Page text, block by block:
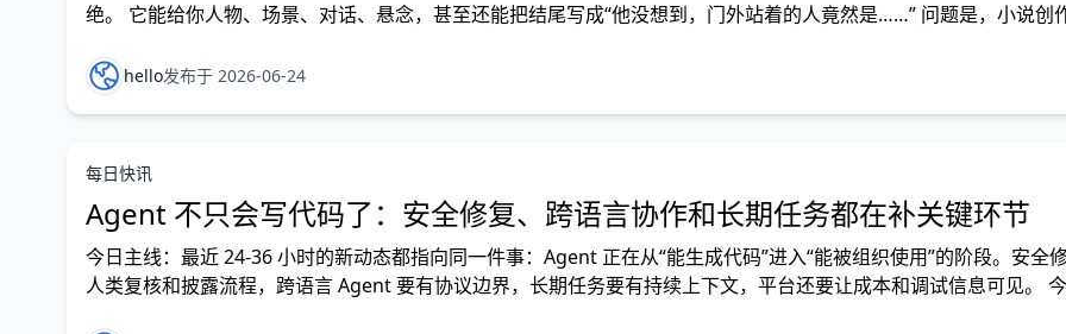
绝。 它能给你人物、场景、对话、悬念，甚至还能把结尾写成“他没想到，门外站着的人竟然是……” 问题是，小说创
hello发布于 2026-06-24
每日快讯
Agent 不只会写代码了：安全修复、跨语言协作和长期任务都在补关键环节
今日主线：最近 24-36 小时的新动态都指向同一件事：Agent 正在从“能生成代码”进入“能被组织使用”的阶段。安全
人类复核和披露流程，跨语言 Agent 要有协议边界，长期任务要有持续上下文，平台还要让成本和调试信息可见。